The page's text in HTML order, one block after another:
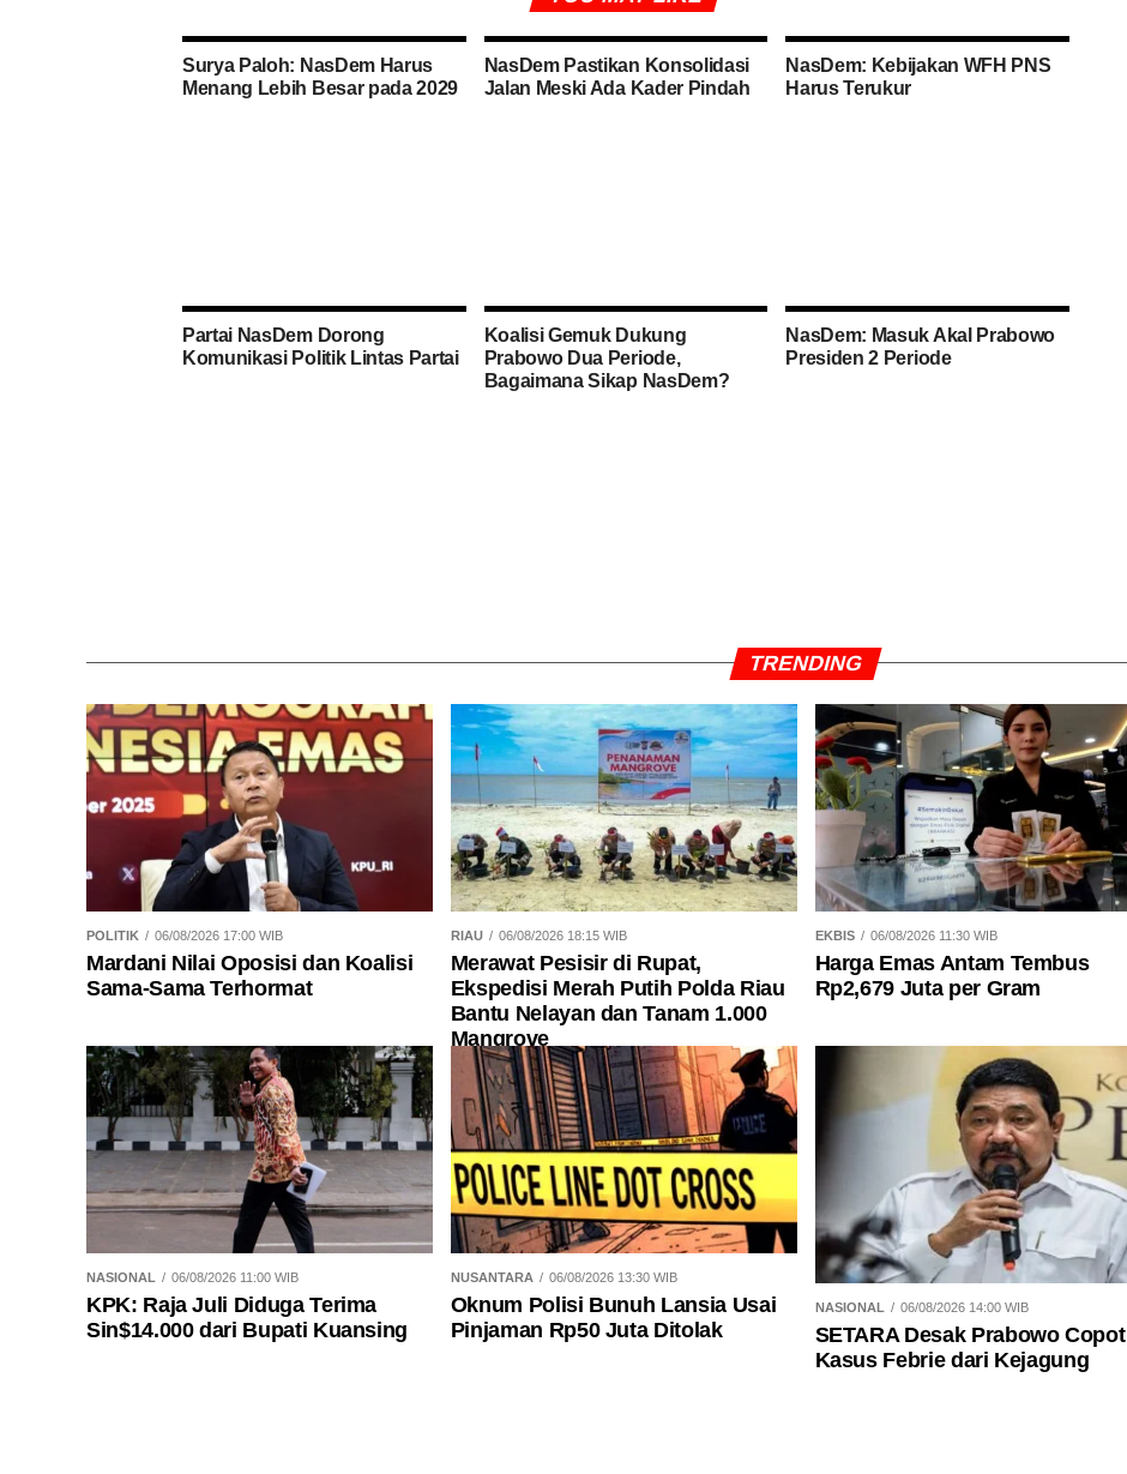
Surya Paloh: NasDem Harus
Menang Lebih Besar pada 2029
NasDem Pastikan Konsolidasi
Jalan Meski Ada Kader Pindah
NasDem: Kebijakan WFH PNS
Harus Terukur
Partai NasDem Dorong
Komunikasi Politik Lintas Partai
Koalisi Gemuk Dukung
Prabowo Dua Periode,
Bagaimana Sikap NasDem?
NasDem: Masuk Akal Prabowo
Presiden 2 Periode
TRENDING
POLITIK 06/08/2026 17:00 WIB
Mardani Nilai Oposisi dan Koalisi
Sama-Sama Terhormat
RIAU 06/08/2026 18:15 WIB
Merawat Pesisir di Rupat,
Ekspedisi Merah Putih Polda Riau
Bantu Nelayan dan Tanam 1.000
Mangrove
EKBIS 06/08/2026 11:30 WIB
Harga Emas Antam Tembus
Rp2,679 Juta per Gram
NASIONAL 06/08/2026 11:00 WIB
KPK: Raja Juli Diduga Terima
Sin$14.000 dari Bupati Kuansing
NUSANTARA 06/08/2026 13:30 WIB
Oknum Polisi Bunuh Lansia Usai
Pinjaman Rp50 Juta Ditolak
NASIONAL 06/08/2026 14:00 WIB
SETARA Desak Prabowo Copot
Kasus Febrie dari Kejagung